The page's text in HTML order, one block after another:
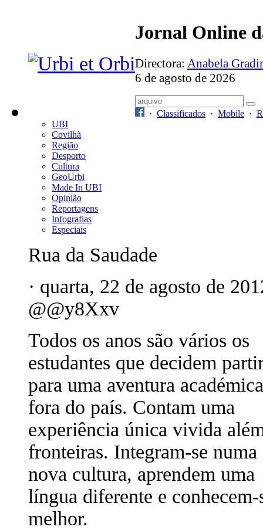
Jornal Online
Directora: Anabela
6 de agosto de 2026
· Classificados · Mobile ·
UBI
Covilhã
Região
Desporto
Cultura
GeoUrbi
Made In UBI
Opinião
Reportagens
Infografias
Especiais
Rua da Saudade
· quarta, 22 de agosto de
@@y8Xxv
Todos os anos são vários os
estudantes que decidem
para uma aventura académica
fora do país. Contam uma
experiência única vivida
fronteiras. Integram-se numa
nova cultura, aprendem uma
língua diferente e conhecem-
melhor.